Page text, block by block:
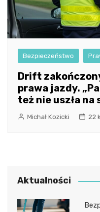
Bezpieczeństwo
Drift
prawa jazdy.
też nie uszła na
Michał Kozicki 22
Aktualności